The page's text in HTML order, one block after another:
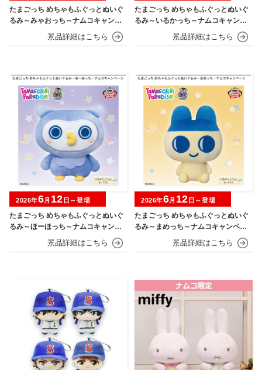
たまごっち めちゃもふぐっとぬいぐ
るみ～みゃおっち～ナムコキャンペ
たまごっち めちゃもふぐっとぬいぐ
るみ～いるかっち～ナムコキャンペ
たまごっち めちゃもふぐっとぬいぐ
るみ～ほーほっち～ナムコキャンペ
2026年6月 12 日～登場
たまごっち めちゃもふぐっとぬいぐ
るみ～まめっち～ナムコキャンペー
2026年6月 12 日～登場